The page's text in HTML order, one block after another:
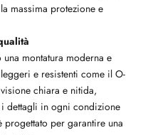
massima protezione e
montatura moderna e
e resistenti come il O-
chiara e nitida,
dettagli in ogni condizione
per garantire una